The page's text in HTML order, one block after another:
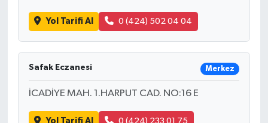
Yol Tarifi Al 0 (424) 502 04 04
Safak Eczanesi Merkez
İCADİYE MAH. 1.HARPUT CAD. NO:16 E
Yol Tarifi Al 0 (424) 233 01 75
Teknoloji
Yerel
İletişim